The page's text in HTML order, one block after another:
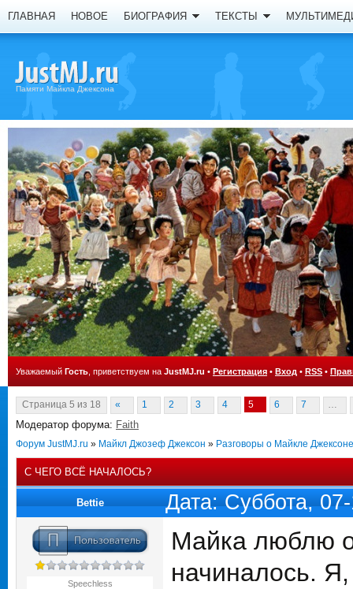
ГЛАВНАЯ НОВОЕ БИОГРАФИЯ ТЕКСТЫ
Памяти Майкла Джексона
Уважаемый Гость , приветствуем на JustMJ.ru • Регистрация • Вход • RSS •
Страница 5 из 18 « 1 2 3 4 5 6 7 …
Модератор форума: Faith
Форум JustMJ.ru » Майкл Джозеф Джексон » Разговоры о Майкле Джексоне
С ЧЕГО ВСЁ НАЧАЛОСЬ?
Bettie Дата: Суббота,
Speechless
Майка люблю
начиналось.